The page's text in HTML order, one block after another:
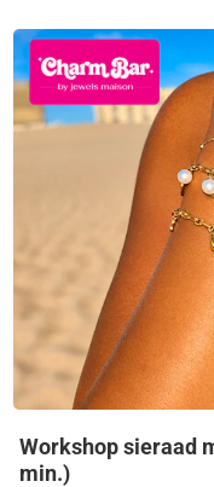
Workshop sieraad
min.)